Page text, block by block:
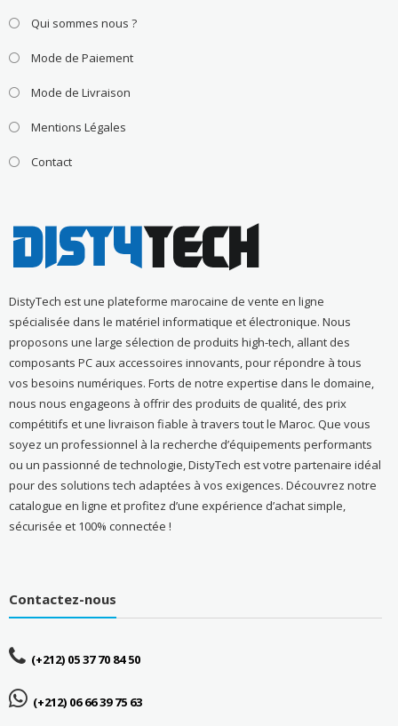
Qui sommes nous ?
Mode de Paiement
Mode de Livraison
Mentions Légales
Contact
DistyTech est une plateforme marocaine de vente en ligne
spécialisée dans le matériel informatique et électronique. Nous
proposons une large sélection de produits high-tech, allant des
composants PC aux accessoires innovants, pour répondre à tous
vos besoins numériques. Forts de notre expertise dans le domaine,
nous nous engageons à offrir des produits de qualité, des prix
compétitifs et une livraison fiable à travers tout le Maroc. Que vous
soyez un professionnel à la recherche d’équipements performants
ou un passionné de technologie, DistyTech est votre partenaire idéal
pour des solutions tech adaptées à vos exigences. Découvrez notre
catalogue en ligne et profitez d’une expérience d’achat simple,
sécurisée et 100% connectée !
Contactez-nous
(+212) 05 37 70 84 50
(+212) 06 66 39 75 63